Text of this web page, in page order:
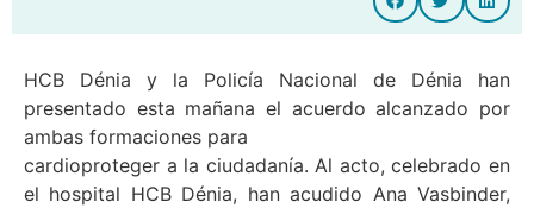
HCB Dénia y la Policía Nacional de Dénia han
presentado esta mañana el acuerdo alcanzado por
ambas formaciones para
cardioproteger a la ciudadanía. Al acto, celebrado en
el hospital HCB Dénia, han acudido Ana Vasbinder,